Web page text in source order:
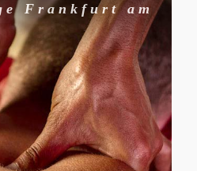
Frankfurt am